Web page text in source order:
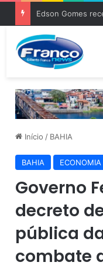
Início / BAHIA
BAHIA ECONOMIA
Governo
decreto
pública
combate